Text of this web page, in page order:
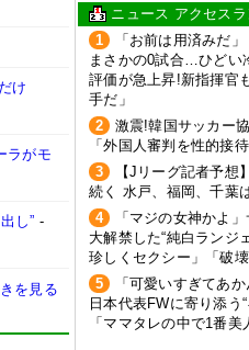
け
ラがモ
し” -
を見る
ニュース アクセス
1
「お前は用済みだ
まさかの0試合…ひどい
評価が急上昇!新指揮官
手だ」
2
激震!韓国サッカー
「外国人審判を性的接
3
【Jリーグ記者予
続く 水戸、福岡、千葉
4
「マジの女神かよ
大解禁した“純白ランジ
珍しくセクシー」「破
5
「可愛いすぎてあ
日本代表FWに寄り添う
「ママタレの中で1番美